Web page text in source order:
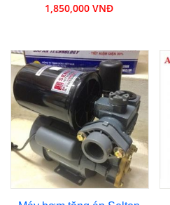
1,850,000 VNĐ